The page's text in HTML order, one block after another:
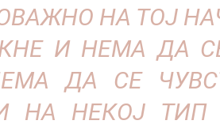
НА ТОЈ
И НЕМА ДА
ДА СЕ
НА НЕКОЈ ТИП